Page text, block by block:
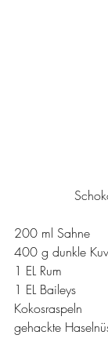
200 ml Sahne
400 g dunkle
1 EL Rum
1 EL Baileys
Kokosraspeln
gehackte